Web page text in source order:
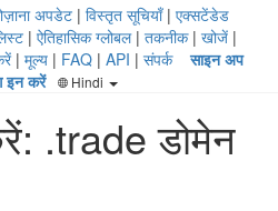
अपडेट | विस्तृत सूचियाँ| एक्सटेंडेड
| ऐतिहासिक ग्लोबल| तकनीक| खोजें |
| मूल्य | FAQ | API | संपर्क
साइन अप
इन करें Hindi
.trade डोमेन